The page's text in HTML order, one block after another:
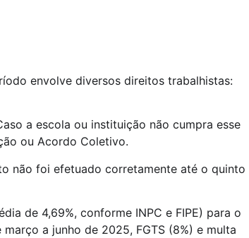
envolve diversos direitos trabalhistas:
a escola ou instituição não cumpra esse
ou Acordo Coletivo.
não foi efetuado corretamente até o quinto
de 4,69%, conforme INPC e FIPE) para o
a junho de 2025, FGTS (8%) e multa